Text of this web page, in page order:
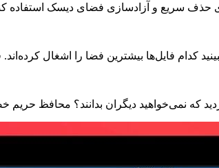
حذف سریع و آزادسازی فضای دیسک استفاده
کدام فایل‌ها بیشترین فضا را اشغال
که نمی‌خواهید دیگران بدانند؟ محافظ حریم